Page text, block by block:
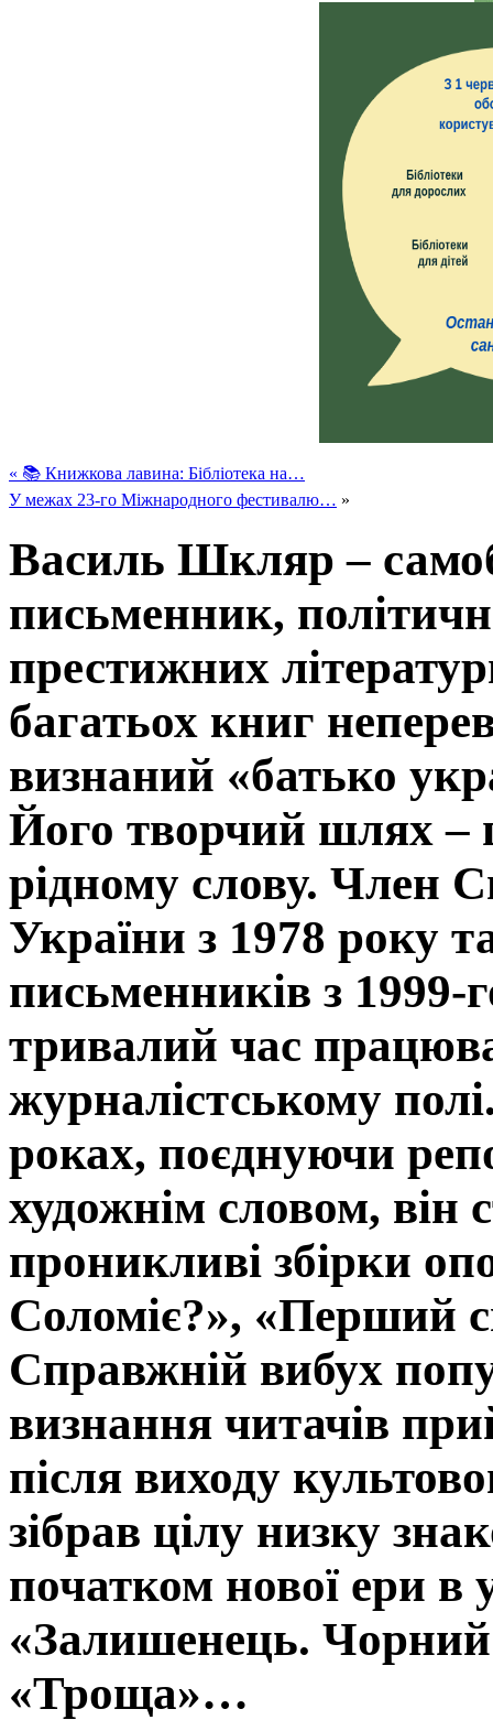
« 📚 Книжкова лавина: Бібліотека на…
У межах 23-го Міжнародного фестивалю… »
Василь Шкляр –
письменник,
престижних
багатьох книг
визнаний «батько
Його творчий шлях –
рідному слову. Член
України з 1978 року
письменників з
тривалий час
журналістському
роках, поєднуючи
художнім словом, він
проникливі збірки
Соломіє?», «Перший
Справжній вибух
визнання читачів
після виходу
зібрав цілу низку
початком нової ери в
«Залишенець.
«Троща»…